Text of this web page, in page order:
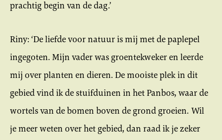
prachtig begin van de dag.’
Riny: ‘De liefde voor natuur is mij met de paplepel
ingegoten. Mijn vader was groentekweker en leerde
mij over planten en dieren. De mooiste plek in dit
gebied vind ik de stuifduinen in het Panbos, waar de
wortels van de bomen boven de grond groeien. Wil
je meer weten over het gebied, dan raad ik je zeker